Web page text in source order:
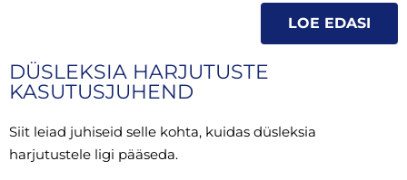
LOE EDASI
DÜSLEKSIA HARJUTUSTE
KASUTUSJUHEND
Siit leiad juhiseid selle kohta, kuidas düsleksia
harjutustele ligi pääseda.